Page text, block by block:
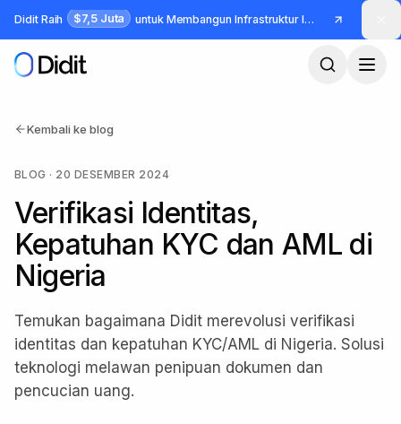
Lewati ke konten utama
Didit Raih $7,5 Juta untuk Membangun Infrastruktur Identitas dan Fraud
Kembali ke blog
BLOG · 20 DESEMBER 2024
Verifikasi Identitas,
Kepatuhan KYC dan AML di
Nigeria
Temukan bagaimana Didit merevolusi verifikasi
identitas dan kepatuhan KYC/AML di Nigeria. Solusi
teknologi melawan penipuan dokumen dan
pencucian uang.